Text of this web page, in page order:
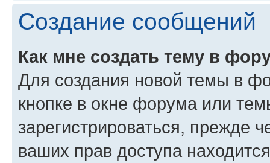
Создание сообщений
Как мне создать тему в
Для создания новой темы в
кнопке в окне форума или
зарегистрироваться, прежде
ваших прав доступа